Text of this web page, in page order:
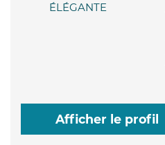
ÉLÉGANTE
Afficher le profil